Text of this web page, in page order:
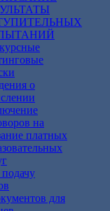
о
на
платных
для